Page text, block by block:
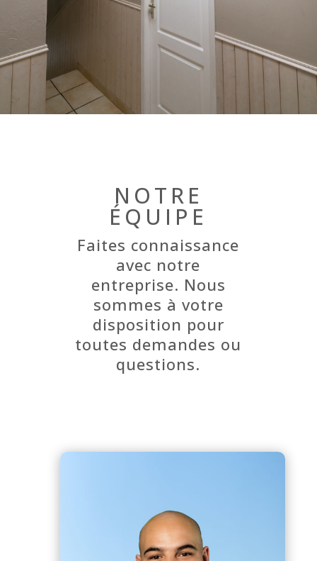
NOTRE
ÉQUIPE
Faites connaissance
avec notre
entreprise. Nous
sommes à votre
disposition pour
toutes demandes ou
questions.